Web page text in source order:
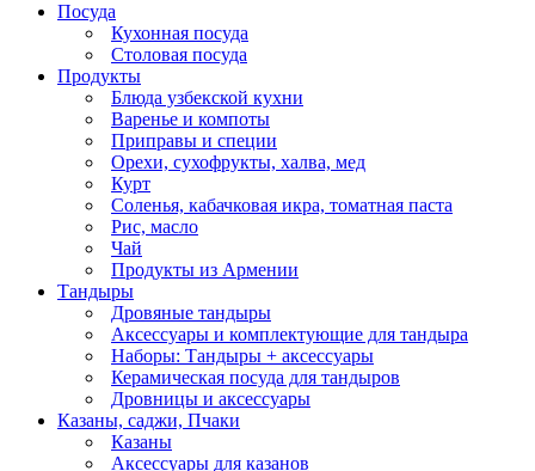
Посуда
Кухонная посуда
Столовая посуда
Продукты
Блюда узбекской кухни
Варенье и компоты
Приправы и специи
Орехи, сухофрукты, халва, мед
Курт
Соленья, кабачковая икра, томатная паста
Рис, масло
Чай
Продукты из Армении
Тандыры
Дровяные тандыры
Аксессуары и комплектующие для тандыра
Наборы: Тандыры + аксессуары
Керамическая посуда для тандыров
Дровницы и аксессуары
Казаны, саджи, Пчаки
Казаны
Аксессуары для казанов